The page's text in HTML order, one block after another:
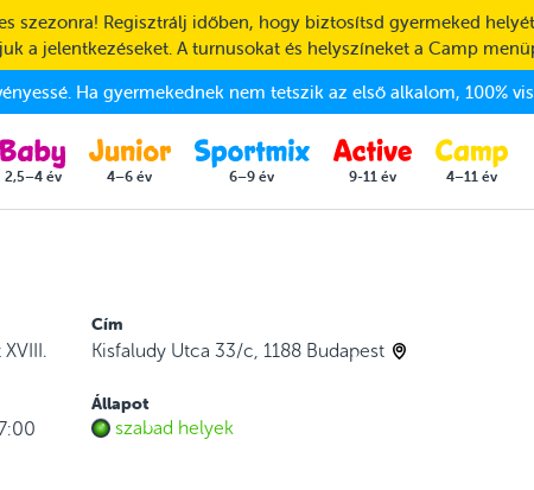
szezonra! Regisztrálj időben, hogy biztosítsd gyermeked
a jelentkezéseket. A turnusokat és helyszíneket a Camp
Ha gyermekednek nem tetszik az első alkalom, 100%
2,5–4 év 4–6 év 6–9 év 9-11 év 4–11 év
Cím
Kisfaludy Utca 33/c, 1188 Budapest
Állapot
szabad helyek